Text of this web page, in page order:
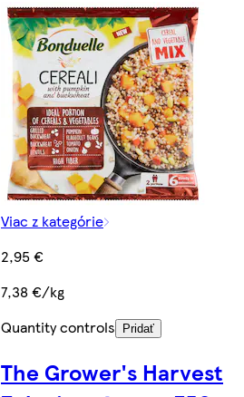
Viac z kategórie
2,95 €
7,38 €/kg
Quantity controls
Pridať
The Grower's Harvest